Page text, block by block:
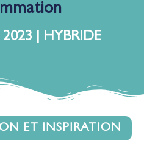
| HYBRIDE
ET INSPIRATION